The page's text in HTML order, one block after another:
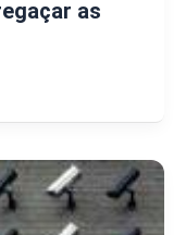
as